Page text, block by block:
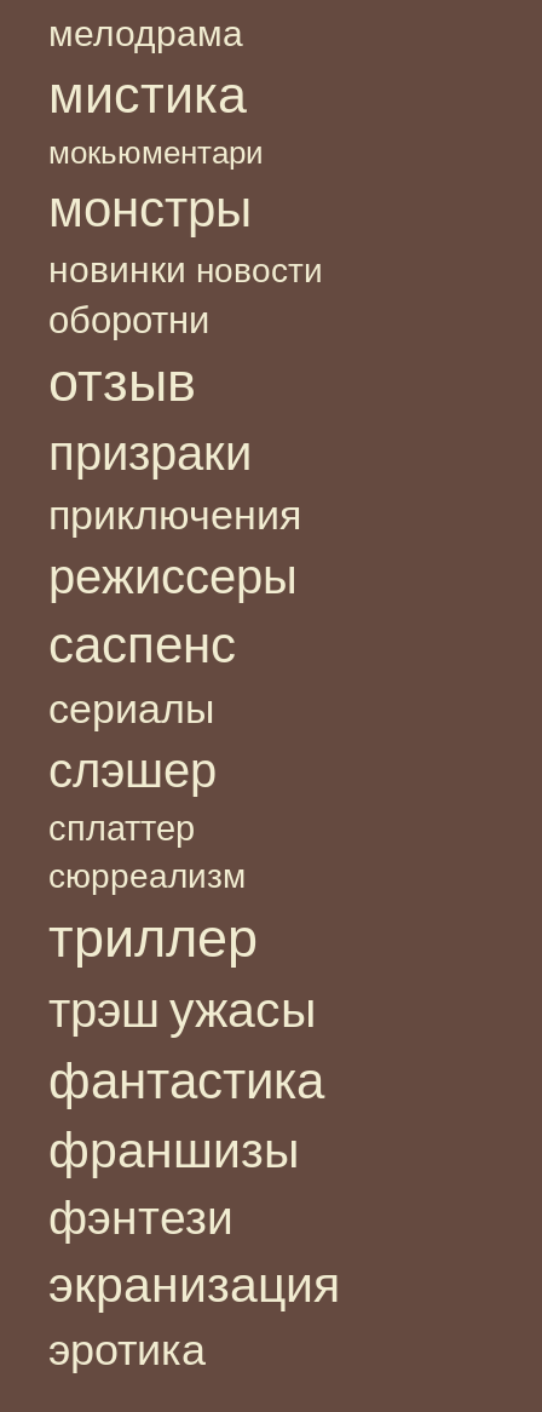
мелодрама
мистика
мокьюментари
монстры
новинки новости
оборотни
отзыв
призраки
приключения
режиссеры
саспенс
сериалы
слэшер
сплаттер
сюрреализм
триллер
трэш ужасы
фантастика
франшизы
фэнтези
экранизация
эротика